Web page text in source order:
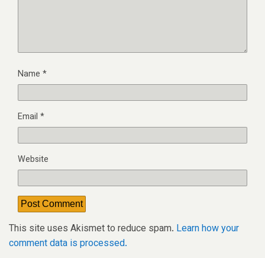
Name *
Email *
Website
This site uses Akismet to reduce spam. Learn how your
comment data is processed.